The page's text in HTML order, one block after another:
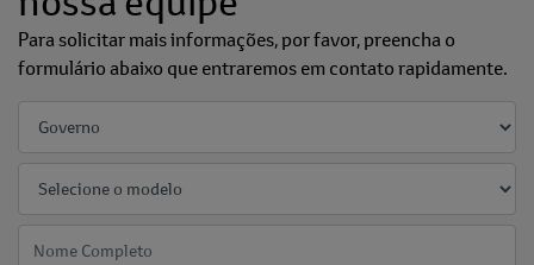
Para solicitar mais informações, por favor, preencha o
formulário abaixo que entraremos em contato rapidamente.